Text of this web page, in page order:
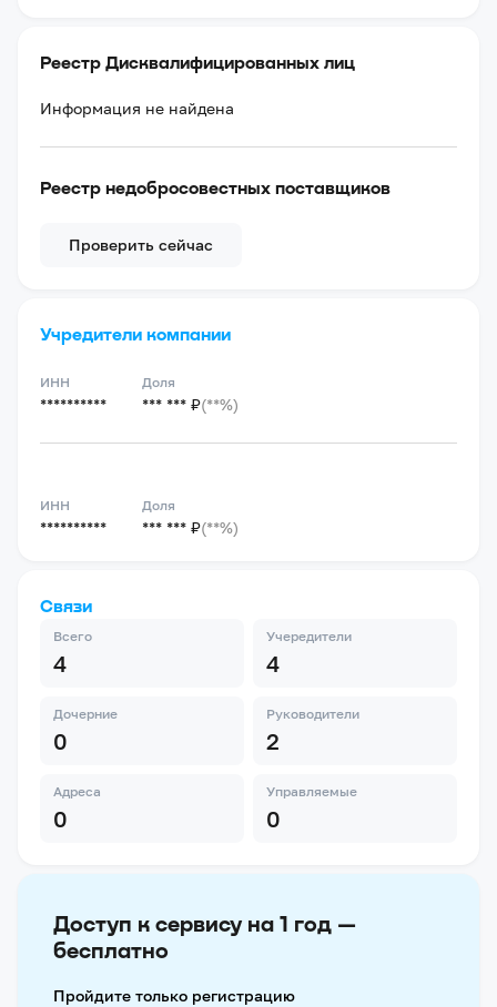
Реестр Дисквалифицированных лиц
Информация не найдена
Реестр недобросовестных поставщиков
Проверить сейчас
Учредители компании
ИНН
**********
Доля
*** *** ₽(**%)
ИНН
**********
Доля
*** *** ₽(**%)
Связи
Всего
4
Учередители
4
Дочерние
0
Руководители
2
Адреса
0
Управляемые
0
Доступ к сервису на 1 год —
бесплатно
Пройдите только регистрацию